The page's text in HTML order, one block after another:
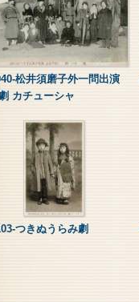
松井須磨子外一問出演
カチューシャ
つきぬうらみ劇